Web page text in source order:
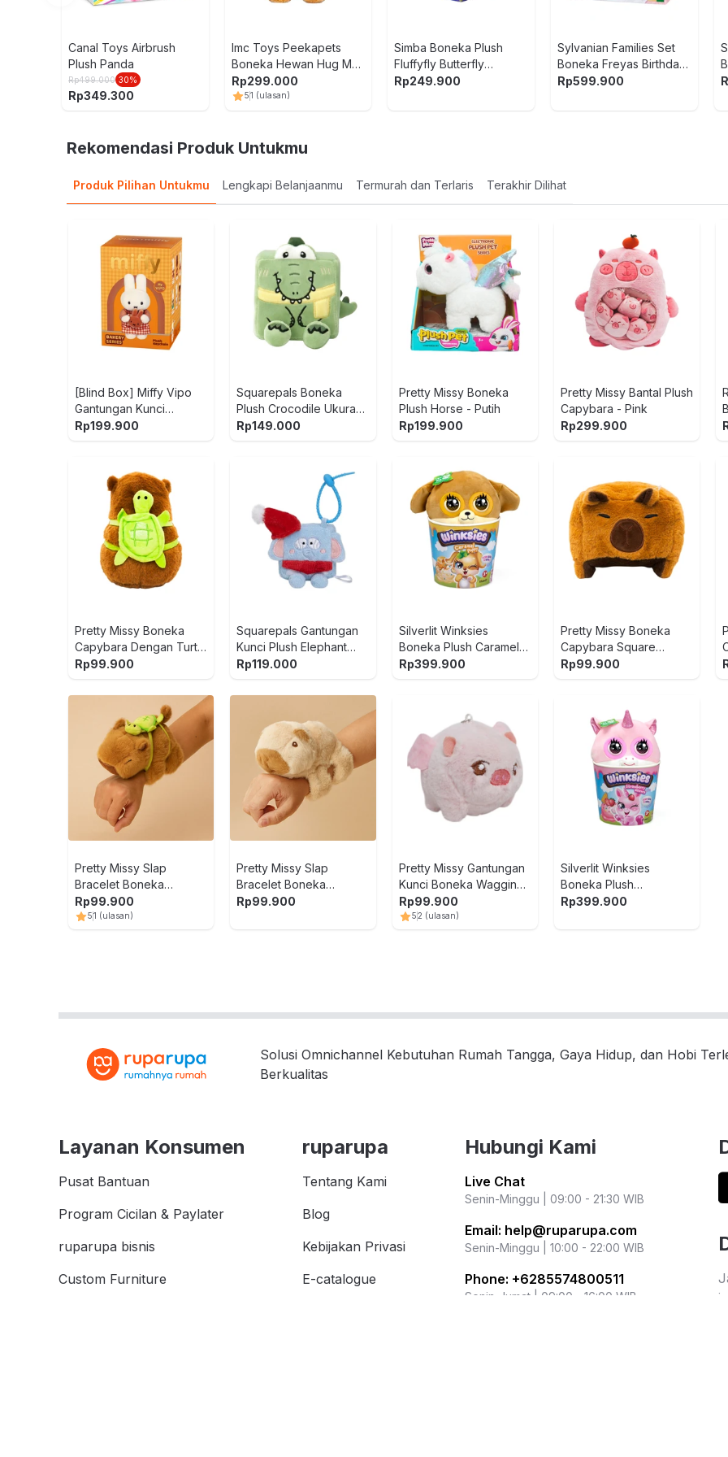
Canal Toys Airbrush
Plush Panda
Rp499.000 30%
Rp349.300
Imc Toys Peekapets
Boneka Hewan Hug Me
Bear - Cokelat
Rp299.000
51 (ulasan)
Simba Boneka Plush
Fluffyfly Butterfly
Random
Rp249.900
Sylvanian Families Set
Boneka Freyas Birthday
Celebration Strawberry
Rp599.900
Rekomendasi Produk Untukmu
Produk Pilihan Untukmu Lengkapi Belanjaanmu Termurah dan Terlaris Terakhir Dilihat
[Blind Box] Miffy Vipo
Gantungan Kunci
Boneka Plush Bakery
Rp199.900
Squarepals Boneka
Plush Crocodile Ukuran
L - Hijau
Rp149.000
Pretty Missy Boneka
Plush Horse - Putih
Rp199.900
Pretty Missy Bantal Plush
Capybara - Pink
Rp299.900
Pretty Missy Boneka
Capybara Dengan Turtle
20 cm - Cokelat
Rp99.900
Squarepals Gantungan
Kunci Plush Elephant
Ukuran S - Biru
Rp119.000
Silverlit Winksies
Boneka Plush Caramel
Puppy - Cokelat
Rp399.900
Pretty Missy Boneka
Capybara Square
Stackable 20 cm -
Rp99.900
Pretty Missy Slap
Bracelet Boneka
Capybara Dengan Turtle
Random
Rp99.900
51 (ulasan)
Pretty Missy Slap
Bracelet Boneka
Capybara Random
Rp99.900
Pretty Missy Gantungan
Kunci Boneka Wagging
Pig Random
Rp99.900
52 (ulasan)
Silverlit Winksies
Boneka Plush
Strawberry Unicorn -
Rp399.900
Solusi Omnichannel Kebutuhan Rumah Tangga, Gaya Hidup, dan Hobi
Berkualitas
Layanan Konsumen
Pusat Bantuan
Program Cicilan & Paylater
ruparupa bisnis
Custom Furniture
ruparupa
Tentang Kami
Blog
Kebijakan Privasi
E-catalogue
Hubungi Kami
Live Chat
Senin-Minggu | 09:00 - 21:30 WIB
Email: help@ruparupa.com
Senin-Minggu | 10:00 - 22:00 WIB
Phone: +6285574800511
Senin-Jumat | 09:00 - 16:00 WIB